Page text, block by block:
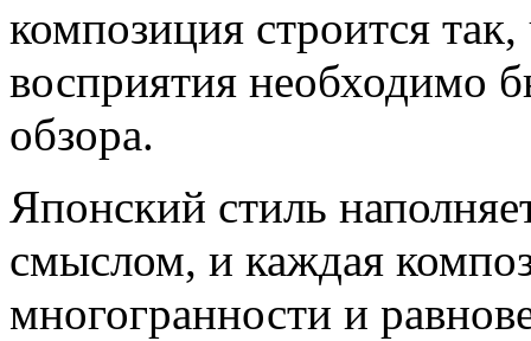
композиция строится
восприятия необходимо
обзора.
Японский стиль
смыслом, и каждая
многогранности и